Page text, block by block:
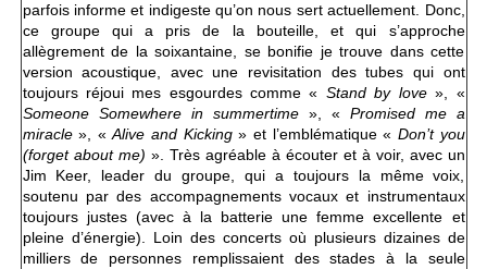
parfois informe et indigeste qu’on nous sert actuellement. Donc,
ce groupe qui a pris de la bouteille, et qui s’approche
allègrement de la soixantaine, se bonifie je trouve dans cette
version acoustique, avec une revisitation des tubes qui ont
toujours réjoui mes esgourdes comme « Stand by love», «
Someone Somewhere in summertime», « Promised me a
miracle», «Alive and Kicking» et l’emblématique « Don’t you
(forget about me) ». Très agréable à écouter et à voir, avec un
Jim Keer, leader du groupe, qui a toujours la même voix,
soutenu par des accompagnements vocaux et instrumentaux
toujours justes (avec à la batterie une femme excellente et
pleine d’énergie). Loin des concerts où plusieurs dizaines de
milliers de personnes remplissaient des stades à la seule